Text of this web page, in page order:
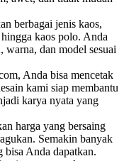
berbagai jenis kaos,
kaos polo. Anda
warna, dan model sesuai
Anda bisa mencetak
kami siap membantu
karya nyata yang
harga yang bersaing
Semakin banyak
bisa Anda dapatkan.